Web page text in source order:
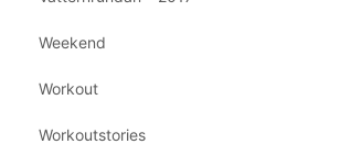
Weekend
Workout
Workoutstories